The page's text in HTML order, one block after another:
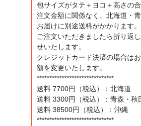
包サイズがタテ＋ヨコ＋高さの
注文金額に関係なく、北海道・
お届けに別途送料がかかります。
ご注文いただきましたら折り返
せいたします。
クレジットカード決済の場合は
額を変更いたします。
*******************************
送料 7700円（税込）：北海道
送料 3300円（税込）：青森・秋
送料 38500円（税込）：沖縄
*******************************